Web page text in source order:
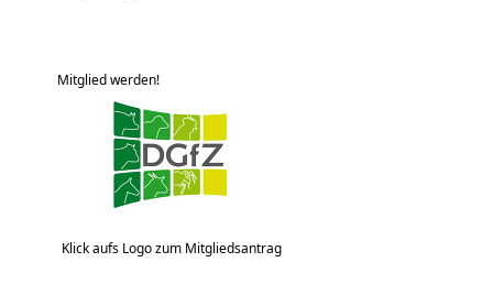
Mitglied werden!
Klick aufs Logo zum Mitgliedsantrag